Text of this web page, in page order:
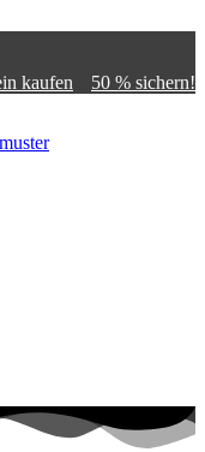
kaufen
50 % sichern!